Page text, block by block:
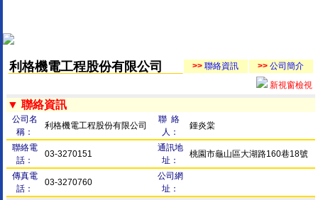
利格機電工程股份有限公司 >> 聯絡資訊 >> 公司簡介
新視窗檢視
▼ 聯絡資訊
公司名
稱：
利格機電工程股份有限公司
聯 絡
人：
鍾炎棠
聯絡電
話：
03-3270151
通訊地
址：
桃園市龜山區大湖路160巷18號
傳真電
話：
03-3270760
公司網
址：